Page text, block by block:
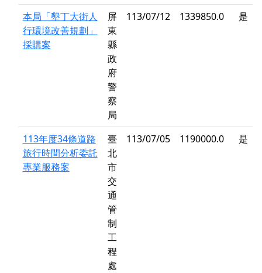
本局「墾丁大街人
行環境改善規劃」
採購案
屏
東
縣
政
府
警
察
局
113/07/12 1339850.0 是
113年度34條道路
旅行時間分析委託
專業服務案
臺
北
市
交
通
管
制
工
程
處
113/07/05 1190000.0 是